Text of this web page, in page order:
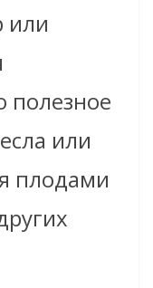
или
полезное
или
плодами